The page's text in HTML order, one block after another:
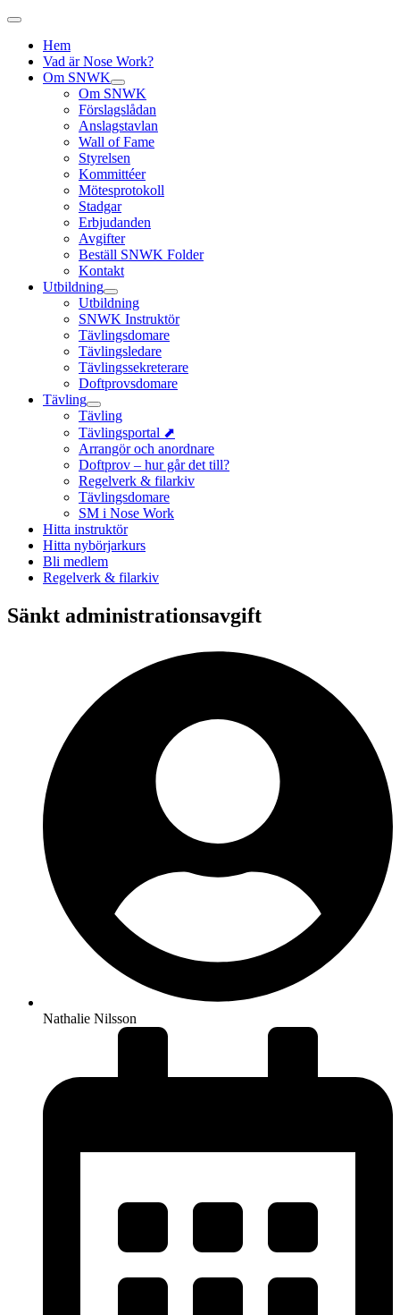
Hem
Vad är Nose Work?
Om SNWK
Om SNWK
Förslagslådan
Anslagstavlan
Wall of Fame
Styrelsen
Kommittéer
Mötesprotokoll
Stadgar
Erbjudanden
Avgifter
Beställ SNWK Folder
Kontakt
Utbildning
Utbildning
SNWK Instruktör
Tävlingsdomare
Tävlingsledare
Tävlingssekreterare
Doftprovsdomare
Tävling
Tävling
Tävlingsportal ⬈
Arrangör och anordnare
Doftprov – hur går det till?
Regelverk & filarkiv
Tävlingsdomare
SM i Nose Work
Hitta instruktör
Hitta nybörjarkurs
Bli medlem
Regelverk & filarkiv
Sänkt administrationsavgift
Nathalie Nilsson